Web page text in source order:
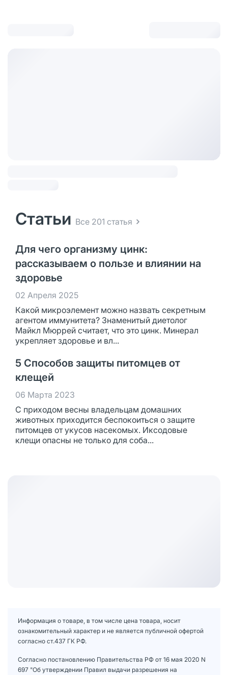
Статьи Все 201 статья
Для чего организму цинк:
рассказываем о пользе и влиянии на
здоровье
02 Апреля 2025
Какой микроэлемент можно назвать секретным
агентом иммунитета? Знаменитый диетолог
Майкл Мюррей считает, что это цинк. Минерал
укрепляет здоровье и вл...
5 Способов защиты питомцев от
клещей
06 Марта 2023
С приходом весны владельцам домашних
животных приходится беспокоиться о защите
питомцев от укусов насекомых. Иксодовые
клещи опасны не только для соба...
Информация о товаре, в том числе цена товара, носит
ознакомительный характер и не является публичной офертой
согласно ст.437 ГК РФ.
Согласно постановлению Правительства РФ от 16 мая 2020 N
697 "Об утверждении Правил выдачи разрешения на